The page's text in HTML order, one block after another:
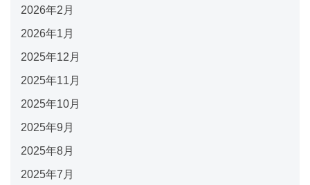
2026年2月
2026年1月
2025年12月
2025年11月
2025年10月
2025年9月
2025年8月
2025年7月